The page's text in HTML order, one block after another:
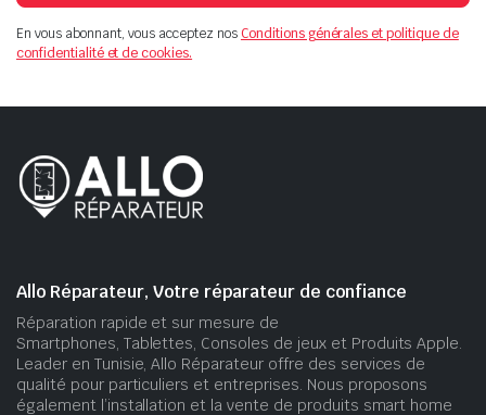
En vous abonnant, vous acceptez nosConditions générales et politique de
confidentialité et de cookies.
Allo Réparateur, Votre réparateur de confiance
Réparation rapide et sur mesure de
Smartphones, Tablettes, Consoles de jeux et Produits Apple.
Leader en Tunisie, Allo Réparateur offre des services de
qualité pour particuliers et entreprises. Nous proposons
également l’installation et la vente de produits smart home